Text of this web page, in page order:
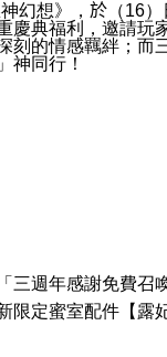
幻想》， 於 （16
慶典福利，邀請玩
刻的情感羈絆；而
神同行！
三週年感謝免費召
限定蜜室配件【露